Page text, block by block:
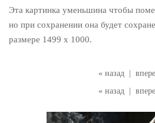
« назад
« назад
Эта картинка уменьшина чтобы
но при сохранении она будет
размере 1499 x 1000.